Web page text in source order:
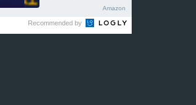
Amazon
Recommended by